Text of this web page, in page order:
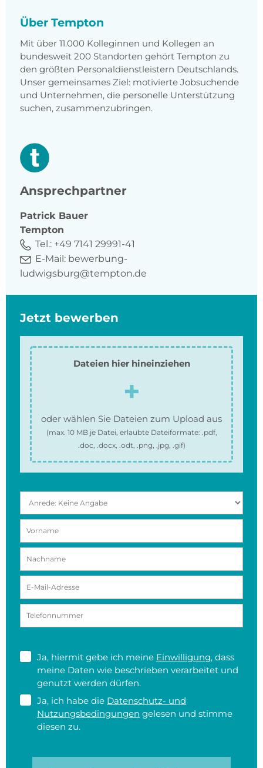
Über Tempton
Mit über 11.000 Kolleginnen und Kollegen an
bundesweit 200 Standorten gehört Tempton zu
den größten Personaldienstleistern Deutschlands.
Unser gemeinsames Ziel: motivierte Jobsuchende
und Unternehmen, die personelle Unterstützung
suchen, zusammenzubringen.
Ansprechpartner
Patrick Bauer
Tempton
Tel.: +49 7141 29991-41
E-Mail: bewerbung-
ludwigsburg@tempton.de
Jetzt bewerben
Dateien hier hineinziehen
oder wählen Sie Dateien zum Upload aus
(max. 10 MBje Datei, erlaubte Dateiformate: .pdf,
.doc, .docx, .odt, .png, .jpg, .gif)
Ja, hiermit gebe ich meine Einwilligung, dass
meine Daten wie beschrieben verarbeitet und
genutzt werden dürfen.
Ja, ich habe die Datenschutz- und
Nutzungsbedingungen gelesen und stimme
diesen zu.